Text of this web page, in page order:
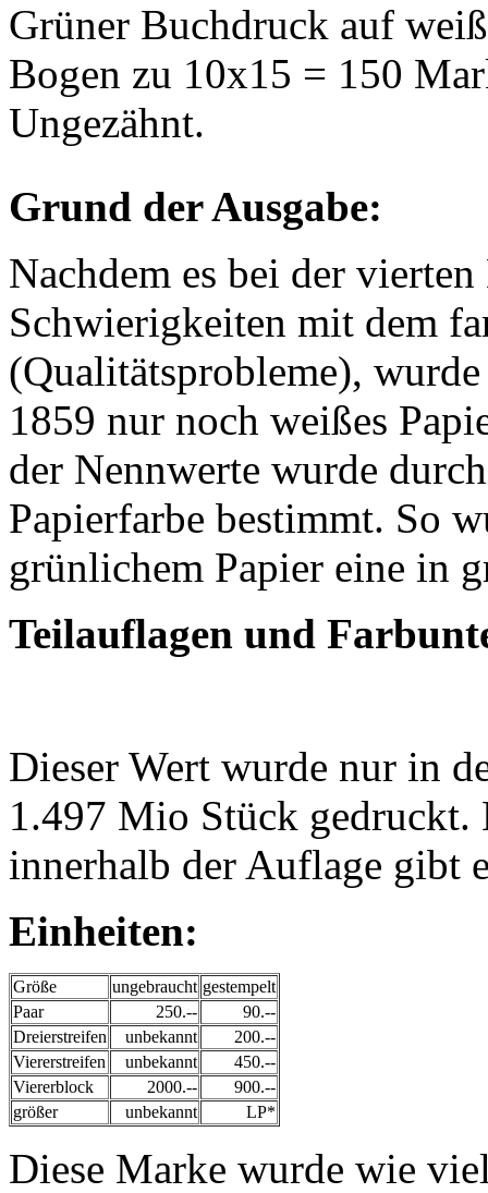
Grüner Buchdruck auf
Bogen zu 10x15 = 150
Ungezähnt.
Grund der Ausgabe:
Nachdem es bei der
Schwierigkeiten mit dem
(Qualitätsprobleme),
1859 nur noch weißes
der Nennwerte wurde
Papierfarbe bestimmt. So
grünlichem Papier eine in
Teilauflagen und
Dieser Wert wurde nur in
1.497 Mio Stück gedruckt.
innerhalb der Auflage gibt
Einheiten:
Größe ungebraucht gestempelt
Paar
250.--
90.--
Dreierstreifen
unbekannt
200.--
Viererstreifen
unbekannt
450.--
Viererblock
2000.--
900.--
größer
unbekannt LP*
Diese Marke wurde wie